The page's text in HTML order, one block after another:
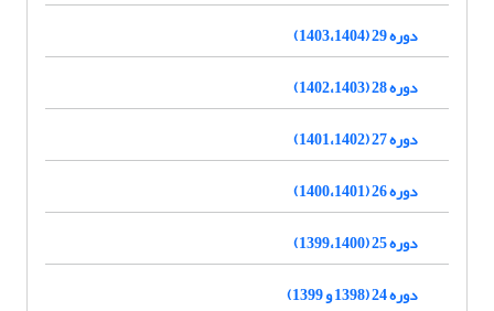
دوره 29 (1403،1404)
دوره 28 (1402،1403)
دوره 27 (1401،1402)
دوره 26 (1400،1401)
دوره 25 (1399،1400)
دوره 24 (1398 و 1399)